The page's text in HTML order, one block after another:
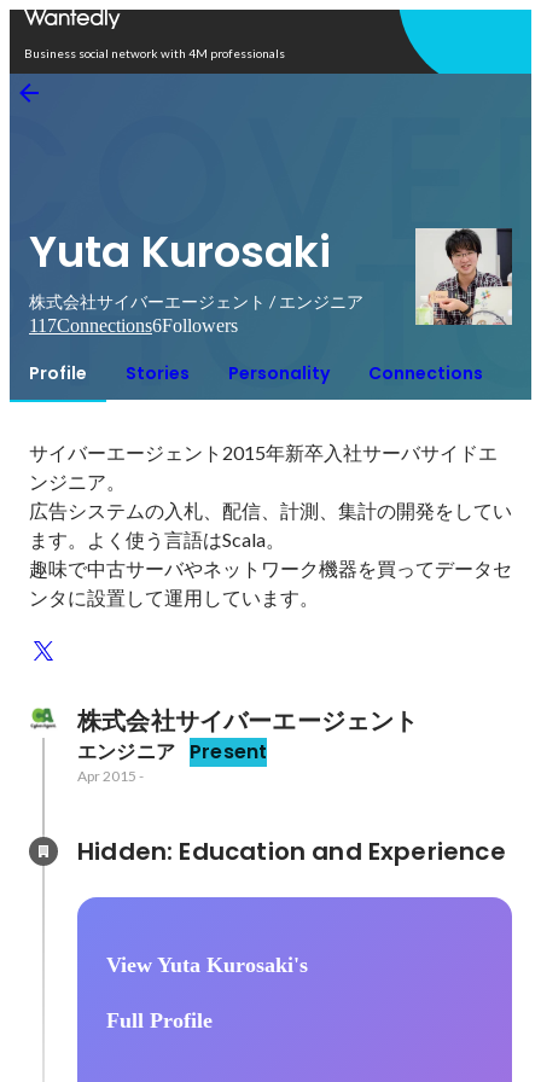
Business social network with 4M professionals
Yuta Kurosaki
株式会社サイバーエージェント / エンジニア
117Connections6Followers
Profile Stories Personality Connections
サイバーエージェント2015年新卒入社サーバサイドエ
ンジニア。
広告システムの入札、配信、計測、集計の開発をしてい
ます。よく使う言語はScala。
趣味で中古サーバやネットワーク機器を買ってデータセ
ンタに設置して運用しています。
株式会社サイバーエージェント
エンジニア Present
Apr 2015 -
View Yuta Kurosaki's
Full Profile